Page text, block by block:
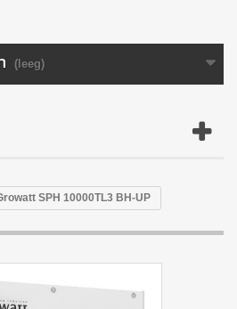
(leeg)
SPH 10000TL3 BH-UP